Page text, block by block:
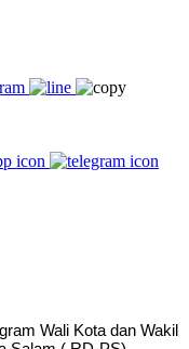
Wali Kota dan Wakil